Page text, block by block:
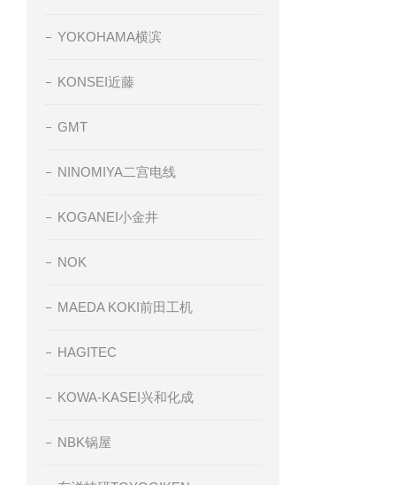
YOKOHAMA横滨
KONSEI近藤
GMT
NINOMIYA二宫电线
KOGANEI小金井
NOK
MAEDA KOKI前田工机
HAGITEC
KOWA-KASEI兴和化成
NBK锅屋